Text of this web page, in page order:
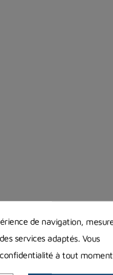
de navigation,
services adaptés. Vous
à tout